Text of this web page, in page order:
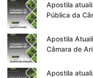
Apostila
Pública da
Apostila
Câmara de
Apostila